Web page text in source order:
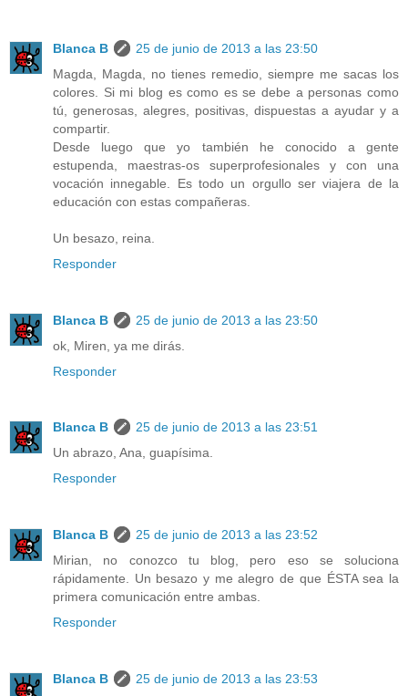
Blanca B
25 de junio de 2013 a las 23:50
Magda, Magda, no tienes remedio, siempre me sacas los
colores. Si mi blog es como es se debe a personas como
tú, generosas, alegres, positivas, dispuestas a ayudar y a
compartir.
Desde luego que yo también he conocido a gente
estupenda, maestras-os superprofesionales y con una
vocación innegable. Es todo un orgullo ser viajera de la
educación con estas compañeras.
Un besazo, reina.
Responder
Blanca B
25 de junio de 2013 a las 23:50
ok, Miren, ya me dirás.
Responder
Blanca B
25 de junio de 2013 a las 23:51
Un abrazo, Ana, guapísima.
Responder
Blanca B
25 de junio de 2013 a las 23:52
Mirian, no conozco tu blog, pero eso se soluciona
rápidamente. Un besazo y me alegro de que ÉSTA sea la
primera comunicación entre ambas.
Responder
Blanca B
25 de junio de 2013 a las 23:53